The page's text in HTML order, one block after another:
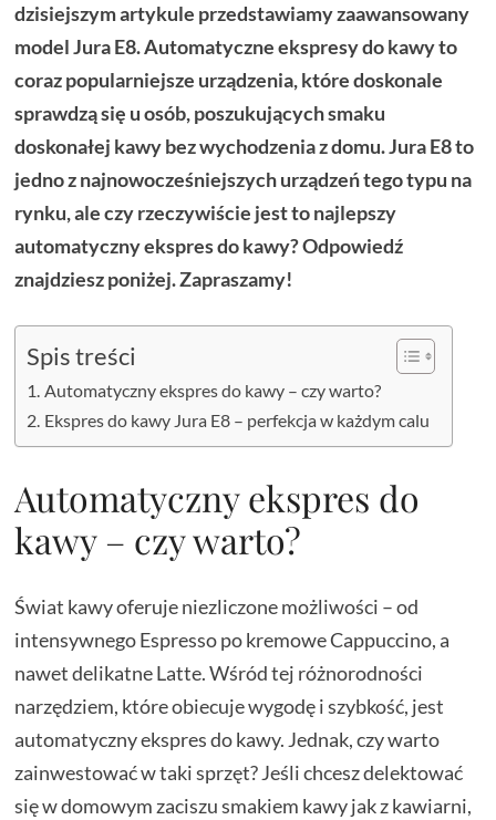
dzisiejszym artykule przedstawiamy zaawansowany
model Jura E8. Automatyczne ekspresy do kawy to
coraz popularniejsze urządzenia, które doskonale
sprawdzą się u osób, poszukujących smaku
doskonałej kawy bez wychodzenia z domu. Jura E8 to
jedno z najnowocześniejszych urządzeń tego typu na
rynku, ale czy rzeczywiście jest to najlepszy
automatyczny ekspres do kawy? Odpowiedź
znajdziesz poniżej. Zapraszamy!
Spis treści
Automatyczny ekspres do kawy – czy warto?
Ekspres do kawy Jura E8 – perfekcja w każdym calu
Automatyczny ekspres do
kawy – czy warto?
Świat kawy oferuje niezliczone możliwości – od
intensywnego Espresso po kremowe Cappuccino, a
nawet delikatne Latte. Wśród tej różnorodności
narzędziem, które obiecuje wygodę i szybkość, jest
automatyczny ekspres do kawy. Jednak, czy warto
zainwestować w taki sprzęt? Jeśli chcesz delektować
się w domowym zaciszu smakiem kawy jak z kawiarni,